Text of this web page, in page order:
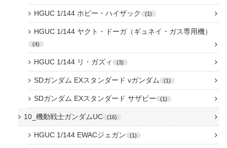
HGUC 1/144 ホビー・ハイザック 1
HGUC 1/144 ヤクト・ドーガ（ギュネイ・ガス専用機）
4
HGUC 1/144 リ・ガズィ 3
SDガンダム EXスタンダード νガンダム 1
SDガンダム EXスタンダード サザビー 1
10_機動戦士ガンダムUC 16
HGUC 1/144 EWACジェガン 1